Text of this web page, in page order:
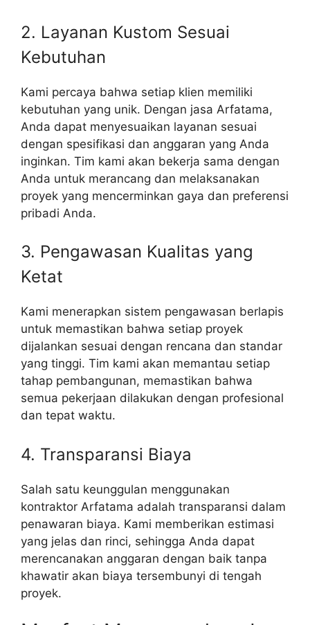
2. Layanan Kustom Sesuai
Kebutuhan
Kami percaya bahwa setiap klien memiliki
kebutuhan yang unik. Dengan jasa Arfatama,
Anda dapat menyesuaikan layanan sesuai
dengan spesifikasi dan anggaran yang Anda
inginkan. Tim kami akan bekerja sama dengan
Anda untuk merancang dan melaksanakan
proyek yang mencerminkan gaya dan preferensi
pribadi Anda.
3. Pengawasan Kualitas yang
Ketat
Kami menerapkan sistem pengawasan berlapis
untuk memastikan bahwa setiap proyek
dijalankan sesuai dengan rencana dan standar
yang tinggi. Tim kami akan memantau setiap
tahap pembangunan, memastikan bahwa
semua pekerjaan dilakukan dengan profesional
dan tepat waktu.
4. Transparansi Biaya
Salah satu keunggulan menggunakan
kontraktor Arfatama adalah transparansi dalam
penawaran biaya. Kami memberikan estimasi
yang jelas dan rinci, sehingga Anda dapat
merencanakan anggaran dengan baik tanpa
khawatir akan biaya tersembunyi di tengah
proyek.